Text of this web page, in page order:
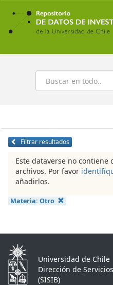
Ir
contenido
principal
Buscar
Filtrar resultados
Este dataverse no contiene
archivos. Por favor
añadirlos.
Materia: Otro
Universidad de Chile
Dirección de
(SISIB)